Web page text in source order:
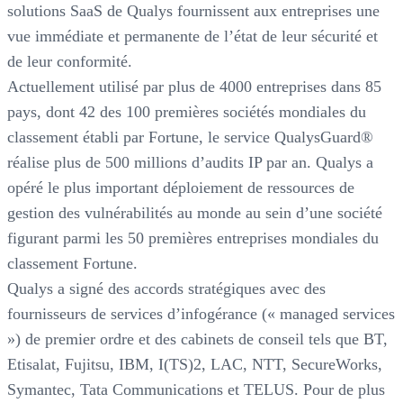
solutions SaaS de Qualys fournissent aux entreprises une
vue immédiate et permanente de l’état de leur sécurité et
de leur conformité.
Actuellement utilisé par plus de 4000 entreprises dans 85
pays, dont 42 des 100 premières sociétés mondiales du
classement établi par Fortune, le service QualysGuard®
réalise plus de 500 millions d’audits IP par an. Qualys a
opéré le plus important déploiement de ressources de
gestion des vulnérabilités au monde au sein d’une société
figurant parmi les 50 premières entreprises mondiales du
classement Fortune.
Qualys a signé des accords stratégiques avec des
fournisseurs de services d’infogérance (« managed services
») de premier ordre et des cabinets de conseil tels que BT,
Etisalat, Fujitsu, IBM, I(TS)2, LAC, NTT, SecureWorks,
Symantec, Tata Communications et TELUS. Pour de plus